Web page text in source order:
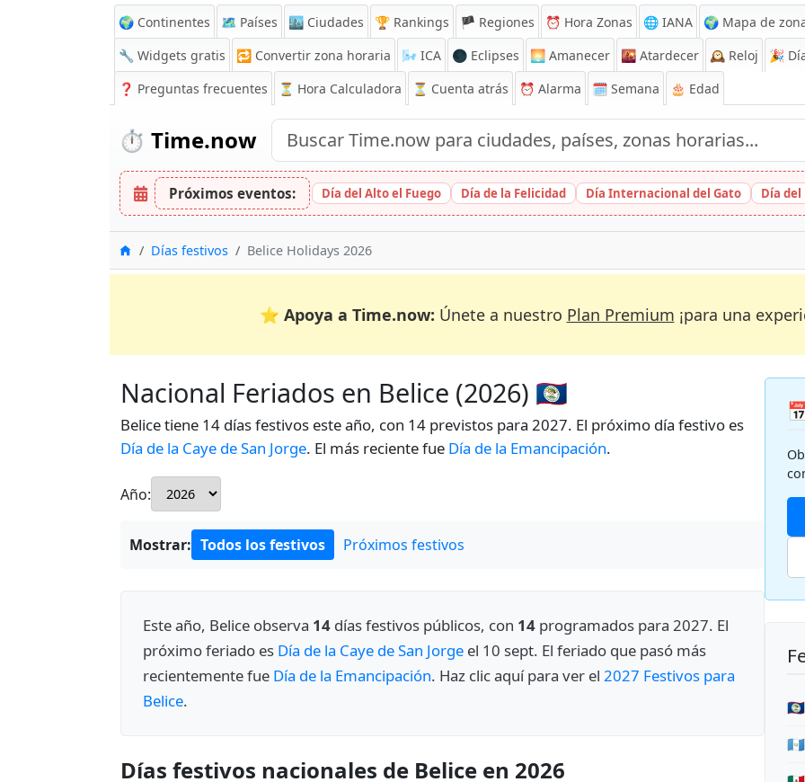
🌍 Continentes 🗺️ Países 🏙️ Ciudades 🏆 Rankings 🏴 Regiones ⏰ Hora Zonas 🌐 IANA 🌍 Mapa de
🔧 Widgets gratis
🔁 Convertir zona horaria 🌬️ ICA 🌑 Eclipses 🌅 Amanecer 🌇 Atardecer 🕰️ Reloj 🎉
❓ Preguntas frecuentes ⏳ Hora Calculadora ⏳ Cuenta atrás ⏰ Alarma 🗓️ Semana 🎂 Edad
⏱️ Time.now
Próximos eventos: Día del Alto el Fuego Día de la Felicidad Día Internacional del Gato Día
InicioDías festivos Belice Holidays 2026
⭐ Apoya a Time.now: Únete a nuestro Plan Premium ¡para una
Nacional Feriados en Belice (2026) 🇧🇿
Belice tiene 14 días festivos este año, con 14 previstos para 2027. El próximo día festivo es
Día de la Caye de San Jorge. El más reciente fue Día de la Emancipación.
Año:
Mostrar: Todos los festivos Próximos festivos
Este año, Belice observa 14 días festivos públicos, con 14 programados para 2027. El
próximo feriado es Día de la Caye de San Jorge el 10 sept. El feriado que pasó más
recientemente fue Día de la Emancipación. Haz clic aquí para ver el 2027 Festivos para
Belice.
Días festivos nacionales de Belice en 2026